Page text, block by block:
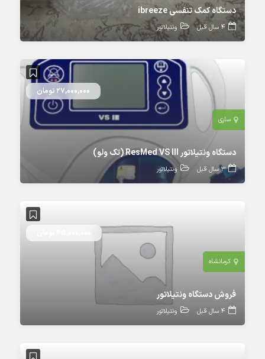
دستگاه کمک تنفسی ibreeze
4 سال قبل ونتیلاتور
ساری
27,000,000 تومان
دستگاه ونتیلاتور ResMed VS III (تک ولو)
3 سال قبل ونتیلاتور
کرمانشاه
فروش دستگاه ونتیلاتور
4 سال قبل ونتیلاتور